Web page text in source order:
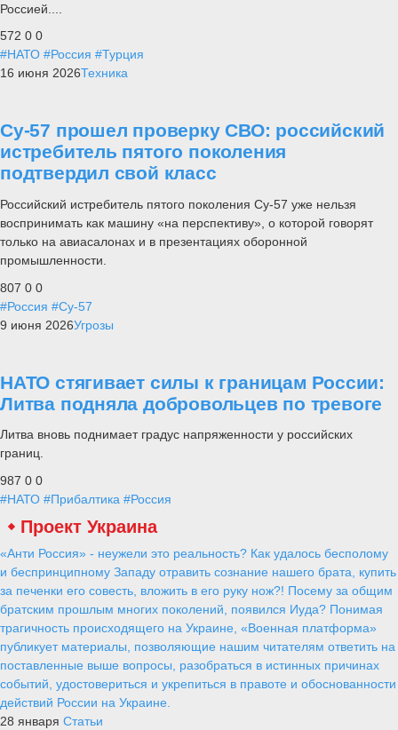
Россией....
572 0 0
#НАТО #Россия #Турция
16 июня 2026Техника
Су-57 прошел проверку СВО: российский
истребитель пятого поколения
подтвердил свой класс
Российский истребитель пятого поколения Су-57 уже нельзя
воспринимать как машину «на перспективу», о которой говорят
только на авиасалонах и в презентациях оборонной
промышленности.
807 0 0
#Россия #Су-57
9 июня 2026Угрозы
НАТО стягивает силы к границам России:
Литва подняла добровольцев по тревоге
Литва вновь поднимает градус напряженности у российских
границ.
987 0 0
#НАТО #Прибалтика #Россия
Проект Украина
«Анти Россия» - неужели это реальность? Как удалось бесполому
и беспринципному Западу отравить сознание нашего брата, купить
за печенки его совесть, вложить в его руку нож?! Посему за общим
братским прошлым многих поколений, появился Иуда? Понимая
трагичность происходящего на Украине, «Военная платформа»
публикует материалы, позволяющие нашим читателям ответить на
поставленные выше вопросы, разобраться в истинных причинах
событий, удостовериться и укрепиться в правоте и обоснованности
действий России на Украине.
28 января Статьи